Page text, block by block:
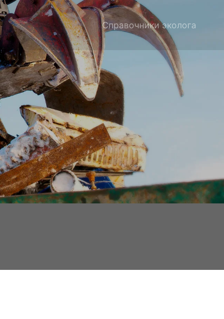
Справочники эколога